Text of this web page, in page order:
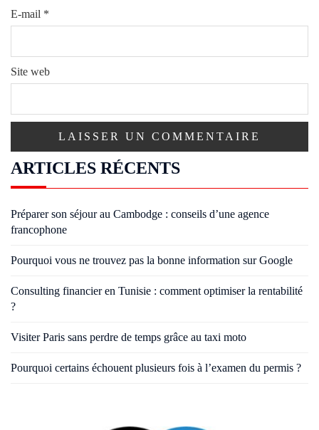
E-mail *
Site web
ARTICLES RÉCENTS
Préparer son séjour au Cambodge : conseils d’une agence
francophone
Pourquoi vous ne trouvez pas la bonne information sur Google
Consulting financier en Tunisie : comment optimiser la rentabilité
?
Visiter Paris sans perdre de temps grâce au taxi moto
Pourquoi certains échouent plusieurs fois à l’examen du permis ?